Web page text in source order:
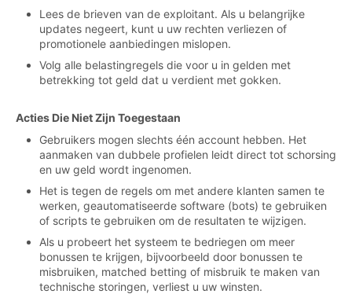
Lees de brieven van de exploitant. Als u belangrijke
updates negeert, kunt u uw rechten verliezen of
promotionele aanbiedingen mislopen.
Volg alle belastingregels die voor u in gelden met
betrekking tot geld dat u verdient met gokken.
Acties Die Niet Zijn Toegestaan
Gebruikers mogen slechts één account hebben. Het
aanmaken van dubbele profielen leidt direct tot schorsing
en uw geld wordt ingenomen.
Het is tegen de regels om met andere klanten samen te
werken, geautomatiseerde software (bots) te gebruiken
of scripts te gebruiken om de resultaten te wijzigen.
Als u probeert het systeem te bedriegen om meer
bonussen te krijgen, bijvoorbeeld door bonussen te
misbruiken, matched betting of misbruik te maken van
technische storingen, verliest u uw winsten.